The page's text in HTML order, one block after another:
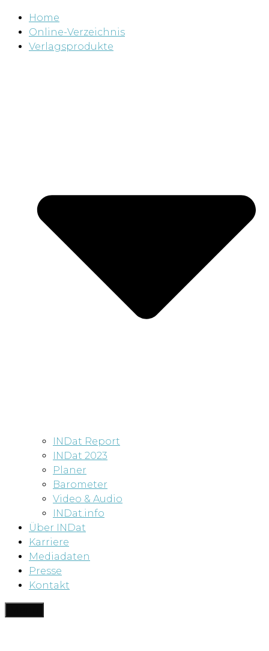
Home
Online-Verzeichnis
Verlagsprodukte
INDat Report
INDat 2023
Planer
Barometer
Video & Audio
INDat.info
Über INDat
Karriere
Mediadaten
Presse
Kontakt